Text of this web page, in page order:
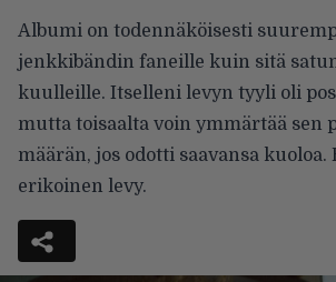
Albumi on todennäköisesti
jenkkibändin faneille kuin sitä
kuulleille. Itselleni levyn tyyli oli
mutta toisaalta voin ymmärtää sen
määrän, jos odotti saavansa kuoloa.
erikoinen levy.